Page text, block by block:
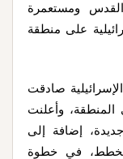
القدس ومستعمرة
على منطقة
صادقت
في المنطقة، وأعلنت
جديدة، إضافة إلى
في خطوة